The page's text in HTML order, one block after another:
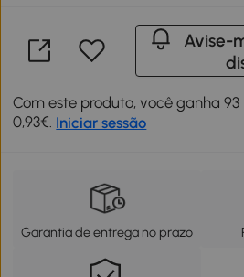
Avise-
Com este produto, você ganha 93
0,93€. Iniciar sessão
Garantia de entrega no prazo